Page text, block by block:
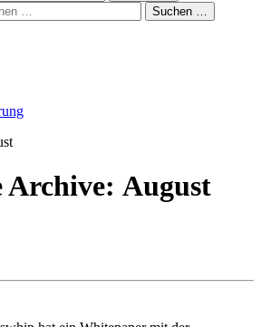
Suchen …
Archive: August